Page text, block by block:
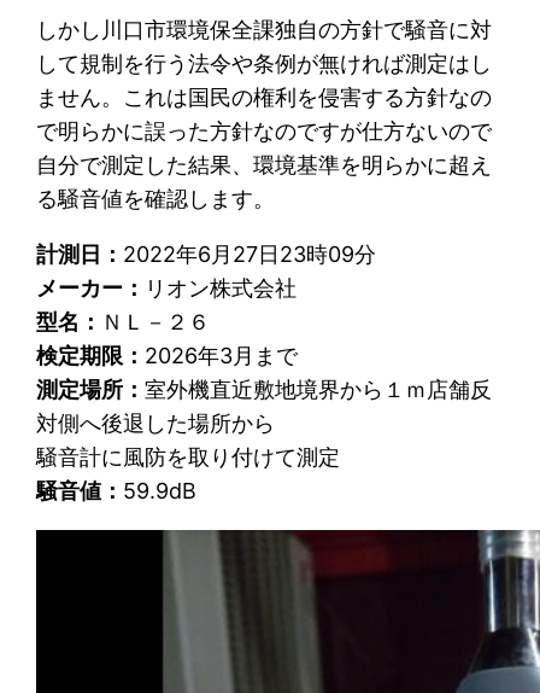
しかし川口市環境保全課独自の方針で騒音に対
して規制を行う法令や条例が無ければ測定はし
ません。これは国民の権利を侵害する方針なの
で明らかに誤った方針なのですが仕方ないので
自分で測定した結果、環境基準を明らかに超え
る騒音値を確認します。
計測日： 2022年6月27日23時09分
メーカー： リオン株式会社
型名： ＮＬ－２６
検定期限： 2026年3月まで
測定場所：室外機直近敷地境界から１ｍ店舗反
対側へ後退した場所から
騒音計に風防を取り付けて測定
騒音値： 59.9dB